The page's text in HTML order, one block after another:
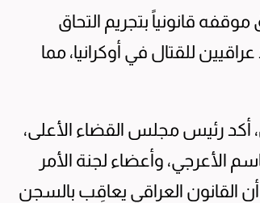
قانونياً بتجريم التحاق
للقتال في أوكرانيا، مما
أكد رئيس مجلس القضاء الأعلى،
الأعرجي، وأعضاء لجنة الأمر
أن القانون العراقي يعاقِب بالسجن